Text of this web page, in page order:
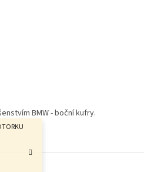
BMW - boční kufry.